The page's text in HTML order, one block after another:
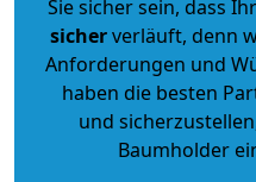
Sie sicher sein, dass
sicherverläuft, denn
Anforderungen und
haben die besten
und
Baumholder